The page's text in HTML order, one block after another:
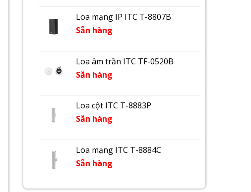
Loa mạng IP ITC T-8807B
Sẵn hàng
Loa âm trần ITC TF-0520B
Sẵn hàng
Loa cột ITC T-8883P
Sẵn hàng
Loa mạng ITC T-8884C
Sẵn hàng